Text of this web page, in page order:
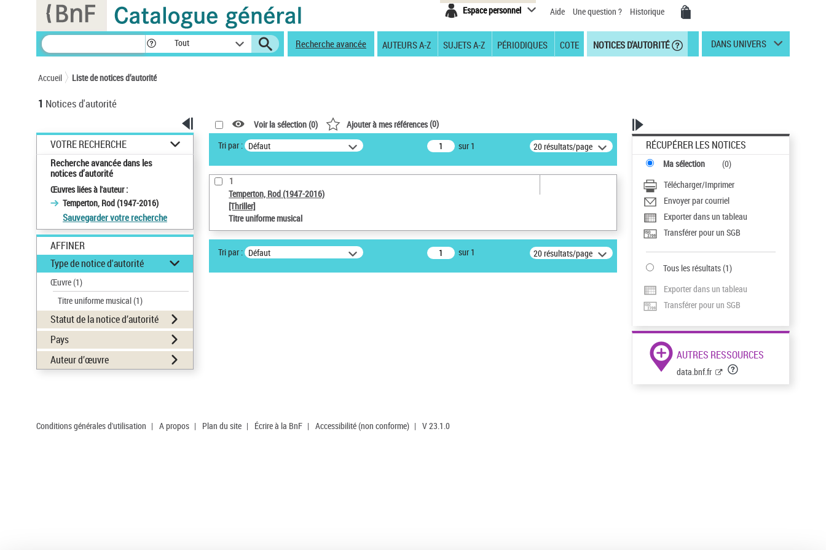
Espace personnel Aide Une question ? Historique
Tout Recherche avancée AUTEURS A-Z SUJETS A-Z PÉRIODIQUES COTE NOTICES D'AUTORITÉ DANS UNIVERS
Accueil Liste de notices d’autorité
1 Notices d'autorité
VOTRE RECHERCHE
Recherche avancée dans les
notices d’autorité
Œuvres liées à l'auteur :
Temperton, Rod (1947-2016)
Sauvegarder votre recherche
AFFINER
Type de notice d'autorité
Œuvre(1)
Titre uniforme musical(1)
Statut de la notice d’autorité
Pays
Auteur d’œuvre
Voir la sélection (0) Ajouter à mes références(0)
Tri par : Défaut sur 1 20 résultats/page
1
Temperton, Rod (1947-2016)
[Thriller]
Titre uniforme musical
Tri par : Défaut sur 1 20 résultats/page
RÉCUPÉRER LES NOTICES
Ma sélection (0)
Télécharger/Imprimer
Envoyer par courriel
Exporter dans un tableau
Transférer pour un SGB
Tous les résultats(1)
Exporter dans un tableau
Transférer pour un SGB
AUTRES RESSOURCES
data.bnf.fr
Conditions générales d'utilisation | A propos | Plan du site | Écrire à la BnF | Accessibilité (non conforme) | V 23.1.0
Panneau de gestion des cookies